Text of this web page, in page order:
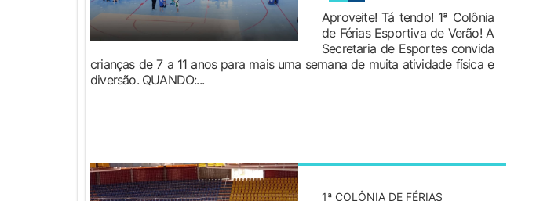
Aproveite! Tá tendo! 1ª Colônia
de Férias Esportiva de Verão! A
Secretaria de Esportes convida
crianças de 7 a 11 anos para mais uma semana de muita atividade física e
diversão. QUANDO:...
1ª COLÔNIA DE FÉRIAS